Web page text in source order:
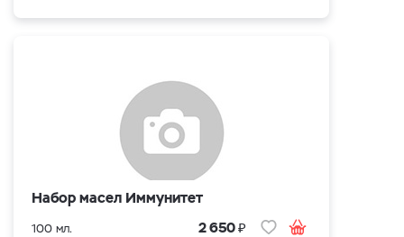
Набор масел Иммунитет
100 мл. 2 650₽